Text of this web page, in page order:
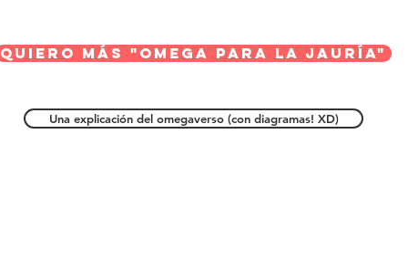
Quiero más "Omega para la Jauría"
Una explicación del omegaverso (con diagramas! XD)